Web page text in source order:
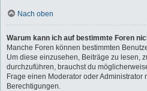
Nach oben
Warum kann ich auf bestimmte Foren
Manche Foren können bestimmten
Um diese einzusehen, Beiträge zu lesen,
durchzuführen, brauchst du
Frage einen Moderator oder Administrator
Berechtigungen.